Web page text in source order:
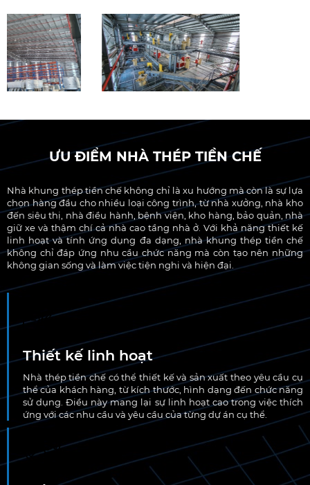
Hành lan, lan can Canopy
ƯU ĐIỂM NHÀ THÉP TIỀN CHẾ
Nhà khung thép tiền chế không chỉ là xu hướng mà còn là sự lựa
chọn hàng đầu cho nhiều loại công trình, từ nhà xưởng, nhà kho
đến siêu thị, nhà điều hành, bệnh viện, kho hàng, bảo quản, nhà
giữ xe và thậm chí cả nhà cao tầng nhà ở. Với khả năng thiết kế
linh hoạt và tính ứng dụng đa dạng, nhà khung thép tiền chế
không chỉ đáp ứng nhu cầu chức năng mà còn tạo nên những
không gian sống và làm việc tiện nghi và hiện đại.
Thiết kế linh hoạt
Nhà thép tiền chế có thể thiết kế và sản xuất theo yêu cầu cụ
thể của khách hàng, từ kích thước, hình dạng đến chức năng
sử dụng. Điều này mang lại sự linh hoạt cao trong việc thích
ứng với các nhu cầu và yêu cầu của từng dự án cụ thể.